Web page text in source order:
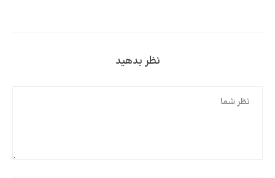
نظر بدهید